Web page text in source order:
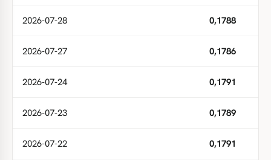
2026-07-28 0,1788
2026-07-27 0,1786
2026-07-24 0,1791
2026-07-23 0,1789
2026-07-22 0,1791